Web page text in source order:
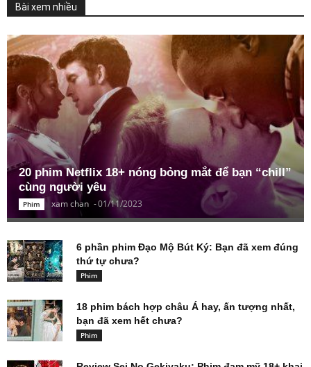
Bài xem nhiều
20 phim Netflix 18+ nóng bỏng mắt để bạn “chill”
cùng người yêu
Phim xam chan -01/11/2023
6 phần phim Đạo Mộ Bút Ký: Bạn đã xem đúng
thứ tự chưa?
Phim
18 phim bách hợp châu Á hay, ấn tượng nhất,
bạn đã xem hết chưa?
Phim